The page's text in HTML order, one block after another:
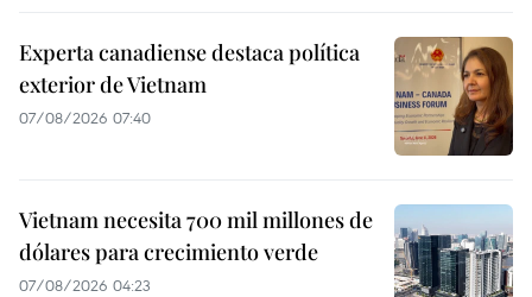
Experta canadiense destaca política
exterior de Vietnam
07/08/2026 07:40
Vietnam necesita 700 mil millones de
dólares para crecimiento verde
07/08/2026 04:23